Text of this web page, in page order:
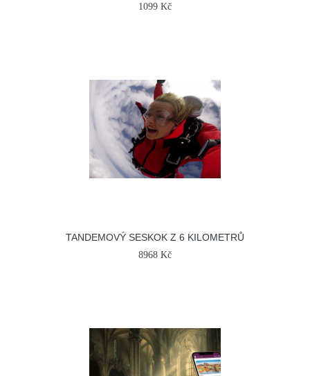
1099 Kč
TANDEMOVÝ SESKOK Z 6 KILOMETRŮ
8968 Kč